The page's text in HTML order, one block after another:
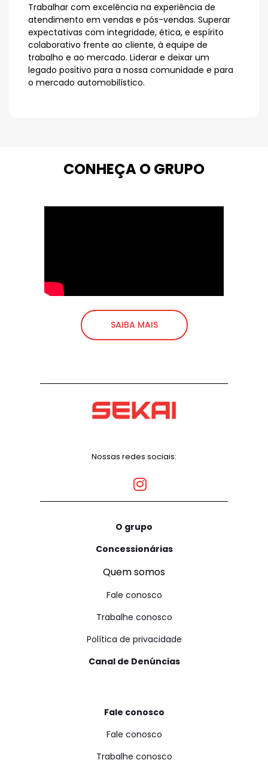
Trabalhar com excelência na experiência de
atendimento em vendas e pós-vendas. Superar
expectativas com integridade, ética, e espírito
colaborativo frente ao cliente, à equipe de
trabalho e ao mercado. Liderar e deixar um
legado positivo para a nossa comunidade e para
o mercado automobilístico.
CONHEÇA O GRUPO
SAIBA MAIS
Nossas redes sociais:
O grupo
Concessionárias
Quem somos
Fale conosco
Trabalhe conosco
Política de privacidade
Canal de Denúncias
Fale conosco
Fale conosco
Trabalhe conosco